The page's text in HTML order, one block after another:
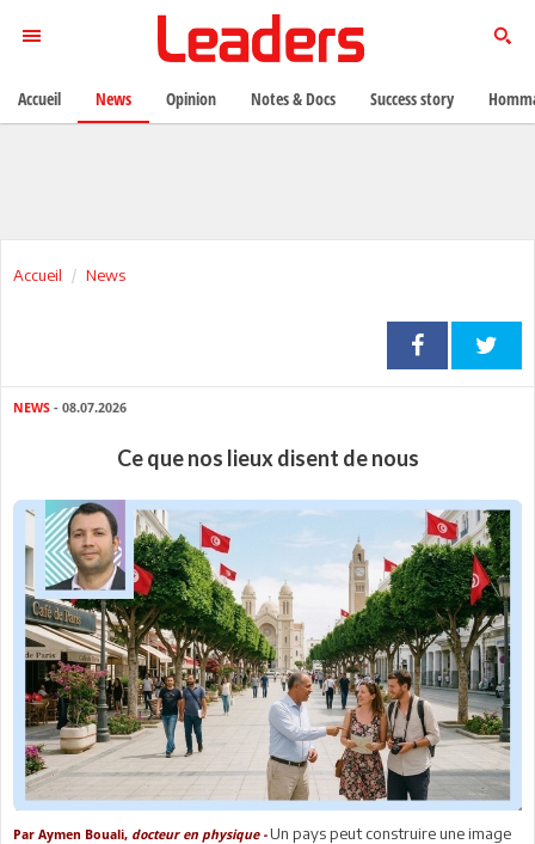
Accueil News
NEWS - 08.07.2026
Ce que nos lieux disent de nous
Par Aymen Bouali, docteur en physique - Un pays peut construire une image
Accueil News Opinion Notes & Docs Success story